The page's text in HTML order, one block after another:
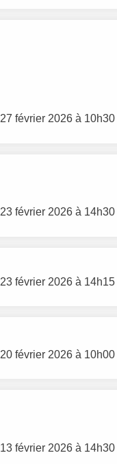
27 février 2026 à 10h30
23 février 2026 à 14h30
23 février 2026 à 14h15
20 février 2026 à 10h00
13 février 2026 à 14h30